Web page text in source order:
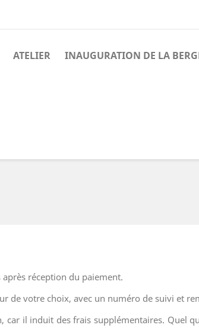
ATELIER INAUGURATION DE LA
réception du paiement.
de votre choix, avec un numéro de suivi et
il induit des frais supplémentaires. Quel